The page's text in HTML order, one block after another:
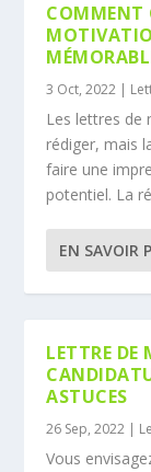
COMMENT
3 Oct, 2022 |
Les lettres de
rédiger, mais
faire une
potentiel. La
EN SAVOIR
LETTRE
ASTUCES
26 Sep, 2022 |
Vous